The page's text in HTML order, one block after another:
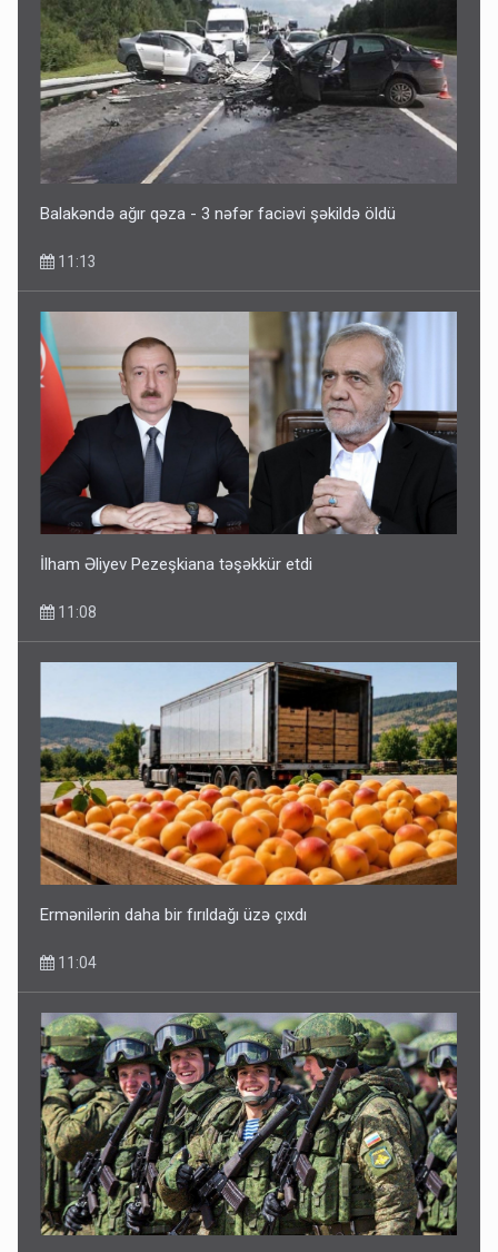
Balakəndə ağır qəza - 3 nəfər faciəvi şəkildə öldü
11:13
İlham Əliyev Pezeşkiana təşəkkür etdi
11:08
Ermənilərin daha bir fırıldağı üzə çıxdı
11:04